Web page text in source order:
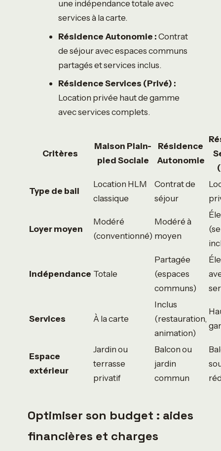
une indépendance totale avec
services à la carte.
Résidence Autonomie :Contrat
de séjour avec espaces communs
partagés et services inclus.
Résidence Services (Privé) :
Location privée haut de gamme
avec services complets.
Critères
Maison Plain-
pied Sociale
Résidence
Autonomie
Type de bail
Location HLM
classique
Contrat de
séjour
Loyer moyen
Modéré
(conventionné)
Modéré à
moyen
Indépendance Totale
Partagée
(espaces
communs)
Services À la carte
Inclus
(restauration,
animation)
Espace
extérieur
Jardin ou
terrasse
privatif
Balcon ou
jardin
commun
Optimiser son budget : aides
financières et charges